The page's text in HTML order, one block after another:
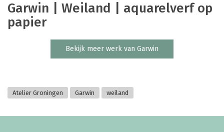
Garwin | Weiland | aquarelverf op
papier
Bekijk meer werk van Garwin
Atelier Groningen Garwin weiland